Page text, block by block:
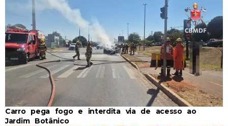
Carro pega fogo e interdita via de acesso ao
Jardim Botânico